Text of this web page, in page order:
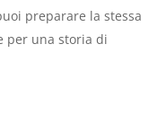
preparare la stessa
per una storia di